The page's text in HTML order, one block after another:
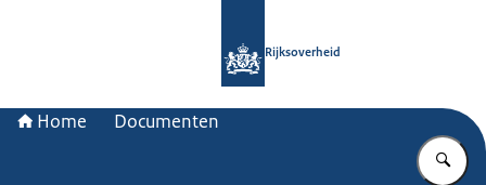
Rijksoverheid
Home Documenten